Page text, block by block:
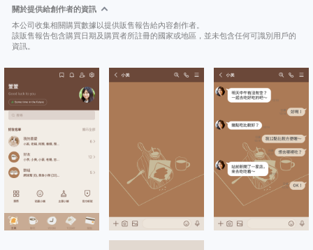
關於提供給創作者的資訊
本公司收集相關購買數據以提供販售報告給內容創作者。
該販售報告包含購買日期及購買者所註冊的國家或地區，並未包含任何可識別用戶的
資訊。